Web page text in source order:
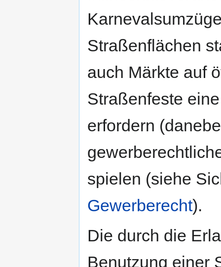
Straßenflächen
auch Märkte auf
Straßenfeste
erfordern
spielen (siehe
Gewerberecht).
Die durch die
Benutzung einer